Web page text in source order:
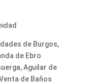
de Burgos,
de Ebro
Aguilar de
de Baños